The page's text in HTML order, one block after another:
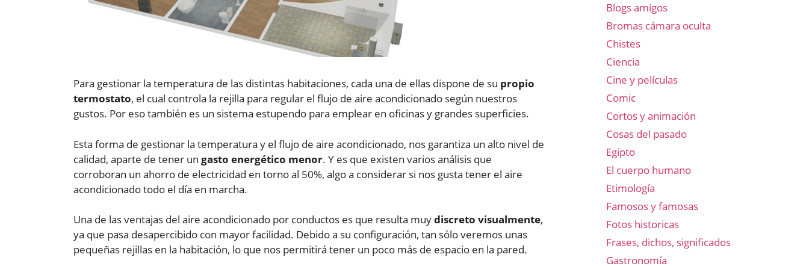
Para gestionar la temperatura de las distintas habitaciones, cada una de ellas dispone de su propio
termostato, el cual controla la rejilla para regular el flujo de aire acondicionado según nuestros
gustos. Por eso también es un sistema estupendo para emplear en oficinas y grandes superficies.
Esta forma de gestionar la temperatura y el flujo de aire acondicionado, nos garantiza un alto nivel de
calidad, aparte de tener un gasto energético menor. Y es que existen varios análisis que
corroboran un ahorro de electricidad en torno al 50%, algo a considerar si nos gusta tener el aire
acondicionado todo el día en marcha.
Una de las ventajas del aire acondicionado por conductos es que resulta muydiscreto visualmente,
ya que pasa desapercibido con mayor facilidad. Debido a su configuración, tan sólo veremos unas
pequeñas rejillas en la habitación, lo que nos permitirá tener un poco más de espacio en la pared.
Blogs amigos
Bromas cámara oculta
Chistes
Ciencia
Cine y películas
Comic
Cortos y animación
Cosas del pasado
Egipto
El cuerpo humano
Etimología
Famosos y famosas
Fotos historicas
Frases, dichos, significados
Gastronomía